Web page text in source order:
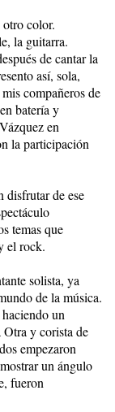
color.
la guitarra.
de cantar la
así, sola,
compañeros de
batería y
en
la participación
disfrutar de ese
temas que
el rock.
solista, ya
de la música.
un
Otra y corista de
empezaron
un ángulo
fueron